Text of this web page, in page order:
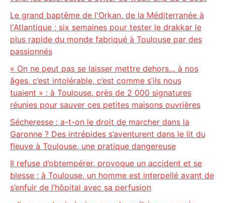
Le grand baptême de l'Orkan, de la Méditerranée à
l'Atlantique : six semaines pour tester le drakkar le
plus rapide du monde fabriqué à Toulouse par des
passionnés
« On ne peut pas se laisser mettre dehors… à nos
âges, c’est intolérable, c’est comme s’ils nous
tuaient » : à Toulouse, près de 2 000 signatures
réunies pour sauver ces petites maisons ouvrières
Sécheresse : a-t-on le droit de marcher dans la
Garonne ? Des intrépides s’aventurent dans le lit du
fleuve à Toulouse, une pratique dangereuse
Il refuse d’obtempérer, provoque un accident et se
blesse : à Toulouse, un homme est interpellé avant de
s’enfuir de l’hôpital avec sa perfusion